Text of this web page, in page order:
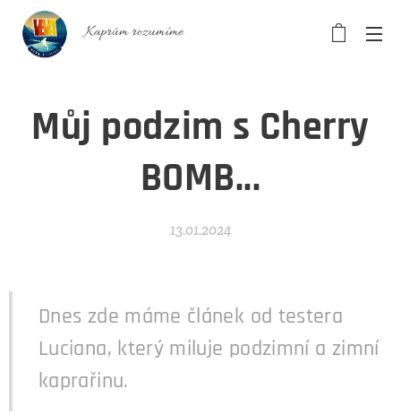
Kaprům rozumíme
Můj podzim s Cherry
BOMB...
13.01.2024
Dnes zde máme článek od testera
Luciana, který miluje podzimní a zimní
kaprařinu.